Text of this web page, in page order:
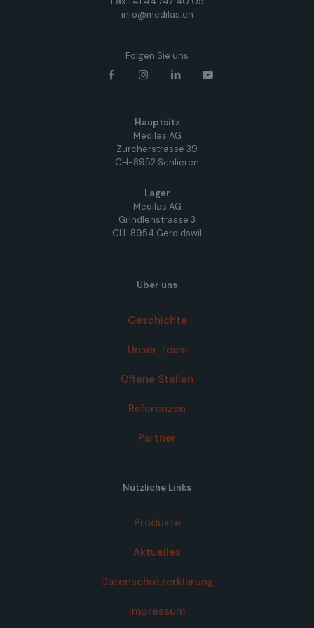
info@medilas.ch
Folgen Sie uns
Hauptsitz
Medilas AG
Zürcherstrasse 39
CH-8952 Schlieren
Lager
Medilas AG
Grindlenstrasse 3
CH-8954 Geroldswil
Über uns
Geschichte
Unser Team
Offene Stellen
Referenzen
Partner
Nützliche Links
Produkte
Aktuelles
Datenschutzerklärung
Impressum